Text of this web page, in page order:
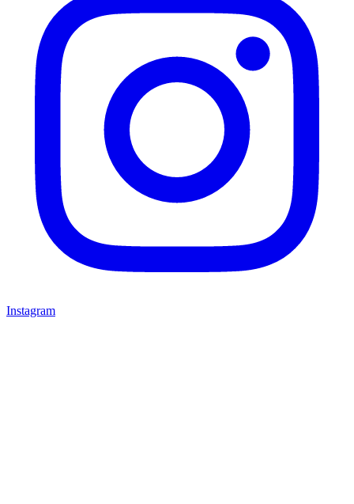
Instagram